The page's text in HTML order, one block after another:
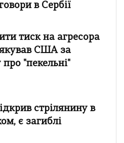
в Сербії
тиск на агресора
США за
"пекельні"
стрілянину в
є загиблі